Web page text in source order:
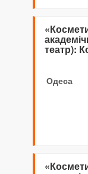
театр):
Одеса